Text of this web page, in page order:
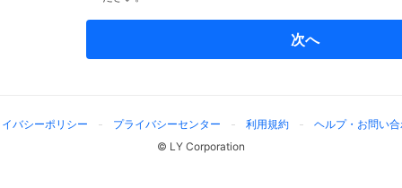
次へ
バシーポリシー プライバシーセンター 利用規約
ヘルプ・お問い
© LY Corporation